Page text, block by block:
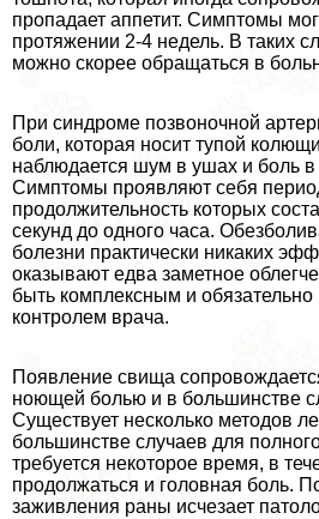
пропадает аппетит. Симптомы
протяжении 2-4 недель. В таких
можно скорее обращаться в
При синдроме позвоночной
боли, которая носит тупой
наблюдается шум в ушах и боль
Симптомы проявляют себя
продолжительность которых
секунд до одного часа.
болезни пpaктически никаких
оказывают едва заметное
быть комплексным и обязательно
контролем врача.
Появление свища
ноющей болью и в большинстве
Существует несколько методов
большинстве случаев для
требуется некоторое время, в
продолжаться и головная боль.
заживления раны исчезает